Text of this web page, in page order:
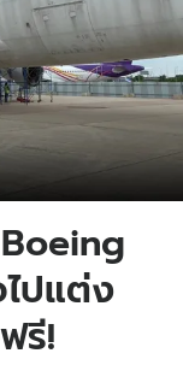
ไปแต่ง
รี!